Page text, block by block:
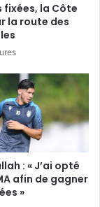
fixées, la Côte
la route des
: « J’ai opté
afin de gagner
»